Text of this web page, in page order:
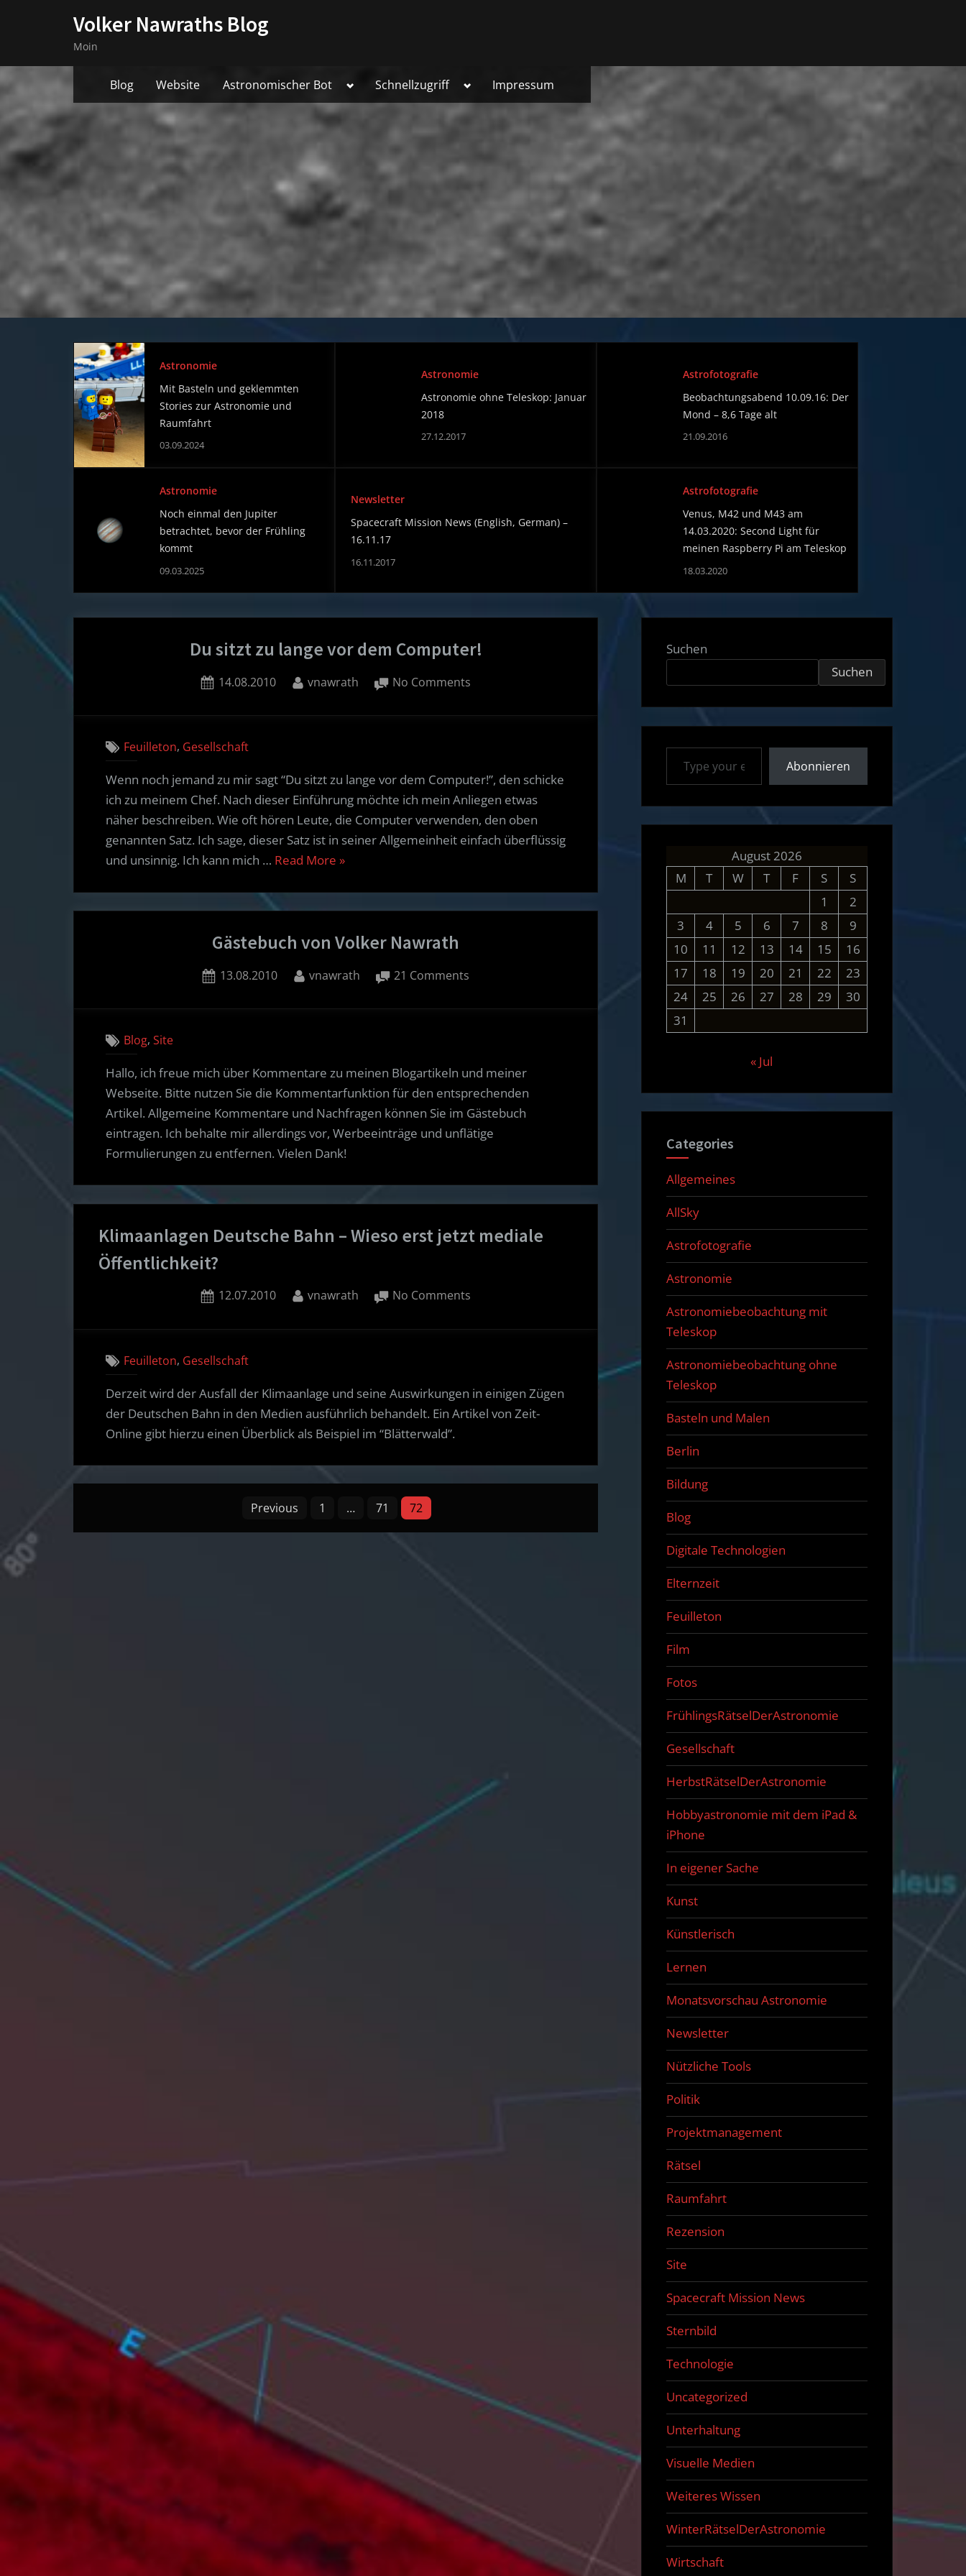
Volker Nawraths Blog
Moin
Blog Website Astronomischer Bot Toggle
menu
Schnellzugriff Toggle
menu
Impressum
Astronomie
Mit Basteln und geklemmten
Stories zur Astronomie und
Raumfahrt
03.09.2024
Astronomie
Astronomie ohne Teleskop: Januar
2018
27.12.2017
Astrofotografie
Beobachtungsabend 10.09.16: Der
Mond – 8,6 Tage alt
21.09.2016
Astronomie
Noch einmal den Jupiter
betrachtet, bevor der Frühling
kommt
09.03.2025
Newsletter
Spacecraft Mission News (English, German) –
16.11.17
16.11.2017
Astrofotografie
Venus, M42 und M43 am
14.03.2020: Second Light für
meinen Raspberry Pi am Teleskop
18.03.2020
Du sitzt zu lange vor dem Computer!
Posted
14.08.2010 By
vnawrath No Comments
vor
dem
Computer!
Feuilleton, Gesellschaft
Wenn noch jemand zu mir sagt “Du sitzt zu lange vor dem Computer!”, den schicke
ich zu meinem Chef. Nach dieser Einführung möchte ich mein Anliegen etwas
näher beschreiben. Wie oft hören Leute, die Computer verwenden, den oben
genannten Satz. Ich sage, dieser Satz ist in seiner Allgemeinheit einfach überflüssig
und unsinnig. Ich kann mich … Read More “Du
vor
Computer!”
»
Gästebuch von Volker Nawrath
Posted
13.08.2010 By
vnawrath 21 Comments
Blog,Site
Hallo, ich freue mich über Kommentare zu meinen Blogartikeln und meiner
Webseite. Bitte nutzen Sie die Kommentarfunktion für den entsprechenden
Artikel. Allgemeine Kommentare und Nachfragen können Sie im Gästebuch
eintragen. Ich behalte mir allerdings vor, Werbeeinträge und unflätige
Formulierungen zu entfernen. Vielen Dank!
Klimaanlagen Deutsche Bahn – Wieso erst jetzt mediale
Öffentlichkeit?
Posted
12.07.2010 By
vnawrath No Comments
Wieso
erst
Öffentlichkeit?
Feuilleton, Gesellschaft
Derzeit wird der Ausfall der Klimaanlage und seine Auswirkungen in einigen Zügen
der Deutschen Bahn in den Medien ausführlich behandelt. Ein Artikel von Zeit-
Online gibt hierzu einen Überblick als Beispiel im “Blätterwald”.
pagination
Previous 1 … 71 72
Suchen
Suchen
Type your email…
Abonnieren
August 2026
M
T W T F S
S
1
2
3
4 5 6 7 8
9
10
11 12 13 14 15
16
17
18 19 20 21 22
23
24
25 26 27 28 29
30
31
« Jul
Categories
Allgemeines
AllSky
Astrofotografie
Astronomie
Astronomiebeobachtung mit
Teleskop
Astronomiebeobachtung ohne
Teleskop
Basteln und Malen
Berlin
Bildung
Blog
Digitale Technologien
Elternzeit
Feuilleton
Film
Fotos
FrühlingsRätselDerAstronomie
Gesellschaft
HerbstRätselDerAstronomie
Hobbyastronomie mit dem iPad &
iPhone
In eigener Sache
Kunst
Künstlerisch
Lernen
Monatsvorschau Astronomie
Newsletter
Nützliche Tools
Politik
Projektmanagement
Rätsel
Raumfahrt
Rezension
Site
Spacecraft Mission News
Sternbild
Technologie
Uncategorized
Unterhaltung
Visuelle Medien
Weiteres Wissen
WinterRätselDerAstronomie
Wirtschaft